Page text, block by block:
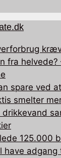
fra helvede?
spare ved
smelter
drikkevand
125.000
have